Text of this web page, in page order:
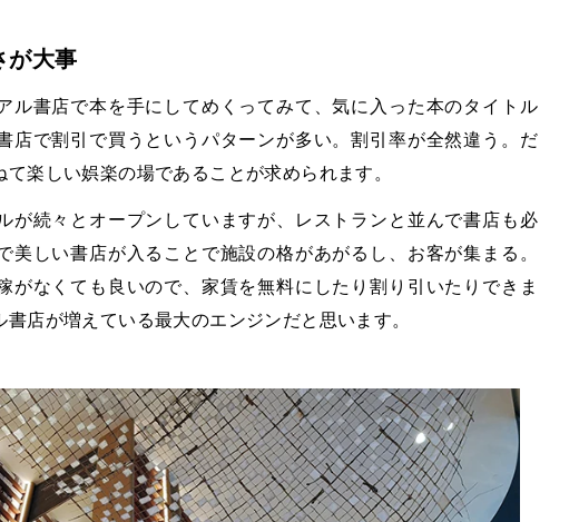
が大事
ル書店で本を手にしてめくってみて、気に入った本のタイトル
店で割引で買うというパターンが多い。割引率が全然違う。だ
楽しい娯楽の場であることが求められます。
が続々とオープンしていますが、レストランと並んで書店も必
美しい書店が入ることで施設の格があがるし、お客が集まる。
がなくても良いので、家賃を無料にしたり割り引いたりできま
店が増えている最大のエンジンだと思います。